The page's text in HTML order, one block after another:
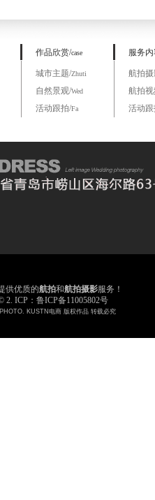
作品欣赏/case
城市主题/Zhuti
自然景观/Wed
活动跟拍/Fa
服务
航拍摄
航拍视
活动跟
供优质的航拍和航拍摄影服务！
2. ICP：鲁ICP备11005802号
KUSTN电商 版权作品 转载必究